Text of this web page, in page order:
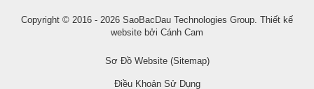
Copyright © 2016 - 2026 SaoBacDau Technologies Group. Thiết kế
website bởi Cánh Cam
Sơ Đồ Website (Sitemap)
Điều Khoản Sử Dụng